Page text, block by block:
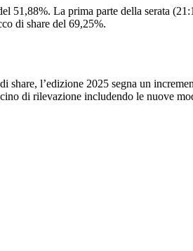
51,88%. La prima parte della serata
di share del 69,25%.
l’edizione 2025 segna un
di rilevazione includendo le nuove